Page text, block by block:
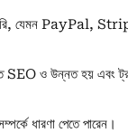
যেমন PayPal,
SEO ও উন্নত হয় এবং
ধারণা পেতে পারেন।